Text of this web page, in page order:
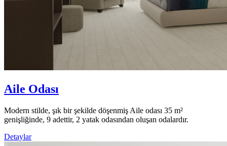
Aile Odası
Modern stilde, şık bir şekilde döşenmiş Aile odası 35 m²
genişliğinde, 9 adettir, 2 yatak odasından oluşan odalardır.
Detaylar